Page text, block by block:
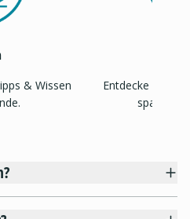
& Wissen
Entdecke